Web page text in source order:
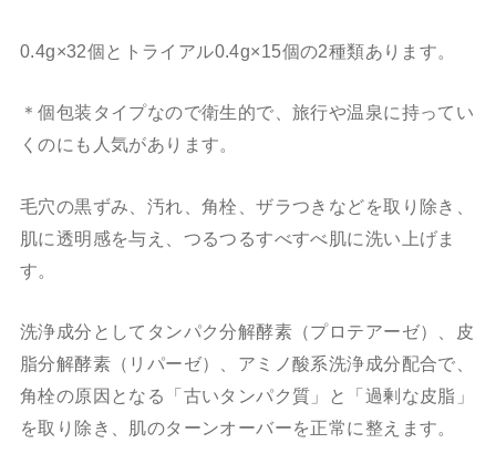
0.4g×32個とトライアル0.4g×15個の2種類あります。
＊個包装タイプなので衛生的で、旅行や温泉に持ってい
くのにも人気があります。
毛穴の黒ずみ、汚れ、角栓、ザラつきなどを取り除き、
肌に透明感を与え、つるつるすべすべ肌に洗い上げま
す。
洗浄成分としてタンパク分解酵素（プロテアーゼ）、皮
脂分解酵素（リパーゼ）、アミノ酸系洗浄成分配合で、
角栓の原因となる「古いタンパク質」と「過剰な皮脂」
を取り除き、肌のターンオーバーを正常に整えます。